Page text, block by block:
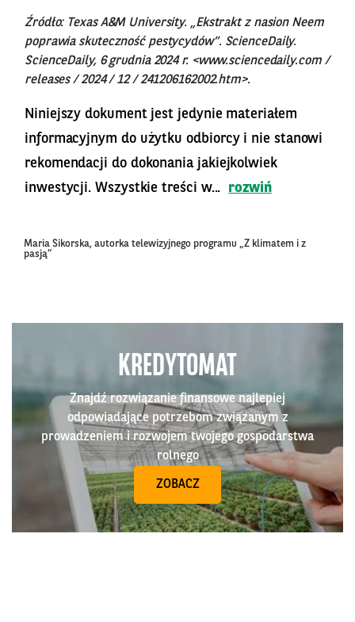
Źródło: Texas A&M University. „Ekstrakt z nasion Neem
poprawia skuteczność pestycydów”. ScienceDaily.
ScienceDaily, 6 grudnia 2024 r. <www.sciencedaily.com /
releases / 2024 / 12 / 241206162002.htm>.
Niniejszy dokument jest jedynie materiałem
informacyjnym do użytku odbiorcy i nie stanowi
rekomendacji do dokonania jakiejkolwiek
inwestycji. Wszystkie treści w...
rozwiń
Maria Sikorska, autorka telewizyjnego programu „Z klimatem i z
pasją”
KREDYTOMAT
Znajdź rozwiązanie finansowe najlepiej
odpowiadające potrzebom związanym z
prowadzeniem i rozwojem twojego gospodarstwa
rolnego
ZOBACZ